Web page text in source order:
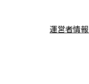
運営者情報